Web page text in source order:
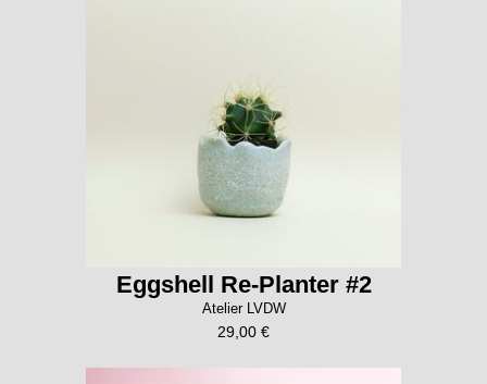
Eggshell Re-Planter #2
Atelier LVDW
29,00 €